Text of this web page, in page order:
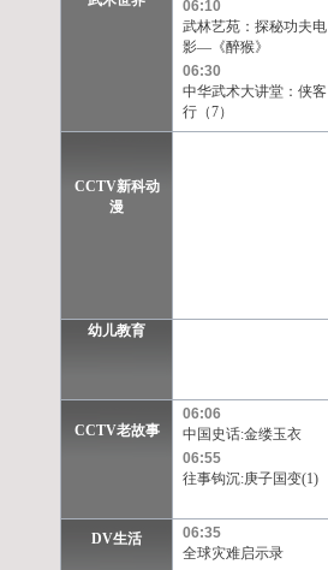
06:10
武林艺苑：探秘功夫电
影—《醉猴》
06:30
中华武术大讲堂：侠客
行（7）
CCTV新科动
漫
幼儿教育
CCTV老故事
06:06
中国史话:金缕玉衣
06:55
往事钩沉:庚子国变(1)
DV生活
06:35
全球灾难启示录